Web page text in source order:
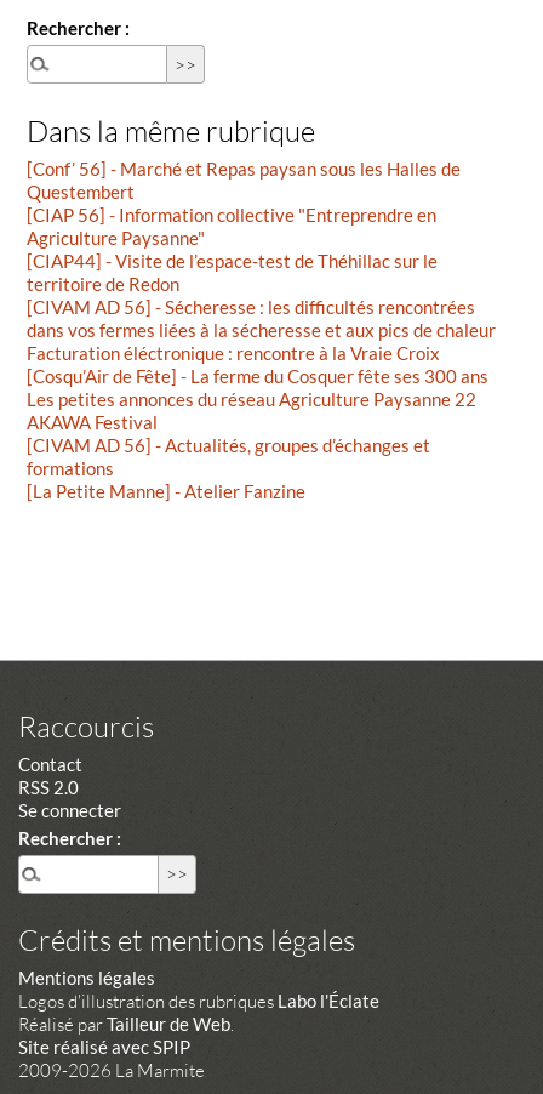
Rechercher :
Dans la même rubrique
[Conf’ 56] - Marché et Repas paysan sous les Halles de
Questembert
[CIAP 56] - Information collective "Entreprendre en
Agriculture Paysanne"
[CIAP44] - Visite de l’espace-test de Théhillac sur le
territoire de Redon
[CIVAM AD 56] - Sécheresse : les difficultés rencontrées
dans vos fermes liées à la sécheresse et aux pics de chaleur
Facturation éléctronique : rencontre à la Vraie Croix
[Cosqu’Air de Fête] - La ferme du Cosquer fête ses 300 ans
Les petites annonces du réseau Agriculture Paysanne 22
AKAWA Festival
[CIVAM AD 56] - Actualités, groupes d’échanges et
formations
[La Petite Manne] - Atelier Fanzine
Raccourcis
Contact
RSS 2.0
Se connecter
Rechercher :
Crédits et mentions légales
Mentions légales
Logos d'illustration des rubriques Labo l'Éclate
Réalisé parTailleur de Web.
Site réalisé avec SPIP
2009-2026 La Marmite